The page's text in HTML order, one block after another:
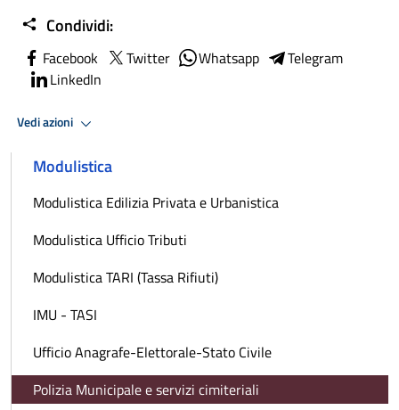
Condividi:
Facebook Twitter Whatsapp
Telegram
LinkedIn
Vedi azioni
Modulistica
Modulistica Edilizia Privata e Urbanistica
Modulistica Ufficio Tributi
Modulistica TARI (Tassa Rifiuti)
IMU - TASI
Ufficio Anagrafe-Elettorale-Stato Civile
Polizia Municipale e servizi cimiteriali